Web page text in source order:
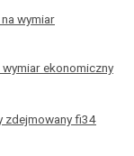
wymiar ekonomiczny